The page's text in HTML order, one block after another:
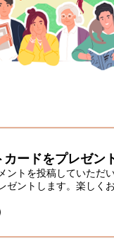
ードをプレゼン
ントを投稿していただ
ゼントします。楽しく